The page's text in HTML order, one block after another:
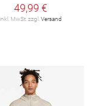
49,99 €
inkl. MwSt. zzgl. Versand